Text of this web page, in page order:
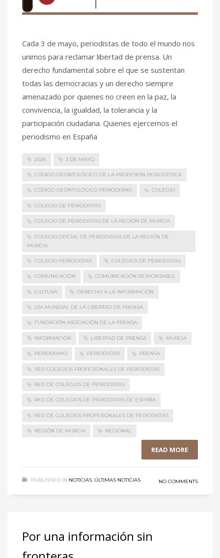
Cada 3 de mayo, periodistas de todo el mundo nos
unimos para reclamar libertad de prensa. Un
derecho fundamental sobre el que se sustentan
todas las democracias y un derecho siempre
amenazado por quienes no creen en la paz, la
convivencia, la igualdad, la tolerancia y la
participación ciudadana. Quienes ejercemos el
periodismo en España
2026 3 DE MAYO
CÓDIGO DEONTOLÓGICO DE LA PROFESIÓN PERIODÍSTICA
CÓDIGO DEONTOLÓGICO PERIODISMO COLEGIO
COLEGIO DE PERIODISTAS
COLEGIO DE PERIODISTAS DE LA REGIÓN DE MURCIA
COLEGIO OFICIAL DE PERIODISTAS DE LA REGIÓN DE
MURCIA
COLEGIO PERIODISTAS COLEGIOS DE PERIODISTAS
COMUNICACIÓN COMUNICACIÓN RESPONSABLE
CULTURA DERECHO A LA INFORMACIÓN
DÍA MUNDIAL DE LA LIBERTAD DE PRENSA
FUNDACIÓN ASOCIACIÓN DE LA PRENSA
INFORMACIÓN LIBERTAD DE PRENSA MURCIA
PERIODISMO PERIODISTAS PRENSA
RED COLEGIOS PROFESIONALES DE PERIODISTAS
RED DE COLEGIOS DE PERIODISTAS
RED DE COLEGIOS DE PERIODISTAS DE ESPAÑA
RED DE COLEGIOS PROFESIONALES DE PERIODISTAS
REGIÓN DE MURCIA REGIONAL
READ MORE
PUBLISHED IN NOTICIAS, ÚLTIMAS NOTICIAS NO COMMENTS
Por una información sin